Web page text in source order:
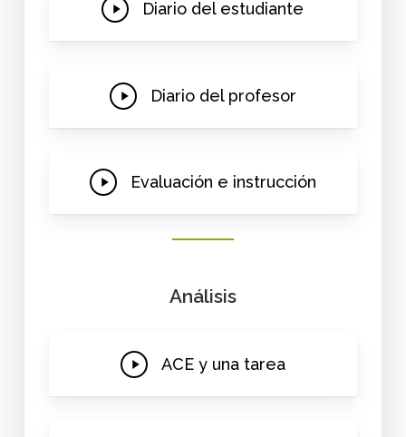
Play
Diario del estudiante
Play
Diario del profesor
Play
Evaluación e instrucción
Análisis
Play
ACE y una tarea